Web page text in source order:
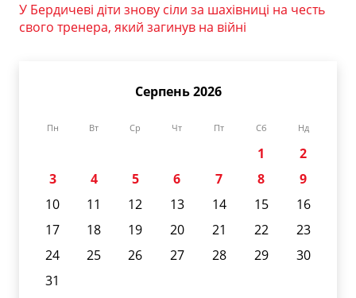
У Бердичеві діти знову сіли за шахівниці на честь
свого тренера, який загинув на війні
Серпень 2026
Пн Вт Ср Чт Пт Сб Нд
1
2
3
4 5 6 7 8
9
10
11 12 13 14 15
16
17
18 19 20 21 22
23
24
25 26 27 28 29
30
31